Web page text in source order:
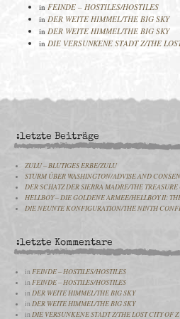
in FEINDE – HOSTILES/HOSTILES
in DER WEITE HIMMEL/THE BIG SKY
in DER WEITE HIMMEL/THE BIG SKY
in DIE VERSUNKENE STADT Z/THE
:letzte Beiträge
ZULU – BLUTIGES ERBE/ZULU
STURM ÜBER WASHINGTON/ADVISE AND
DER SCHATZ DER SIERRA MADRE/THE
HELLBOY – DIE GOLDENE ARMEE/HELLBOY II:
DIE NEUNTE KONFIGURATION/THE NINTH
:letzte Kommentare
inFEINDE – HOSTILES/HOSTILES
inFEINDE – HOSTILES/HOSTILES
inDER WEITE HIMMEL/THE BIG SKY
inDER WEITE HIMMEL/THE BIG SKY
inDIE VERSUNKENE STADT Z/THE LOST CITY OF Z